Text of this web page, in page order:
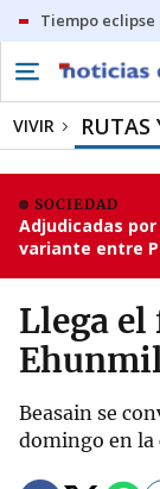
Tiempo eclipse
VIVIR RUTAS
SOCIEDAD
Adjudicadas
variante entre
Llega el
Beasain se
domingo en